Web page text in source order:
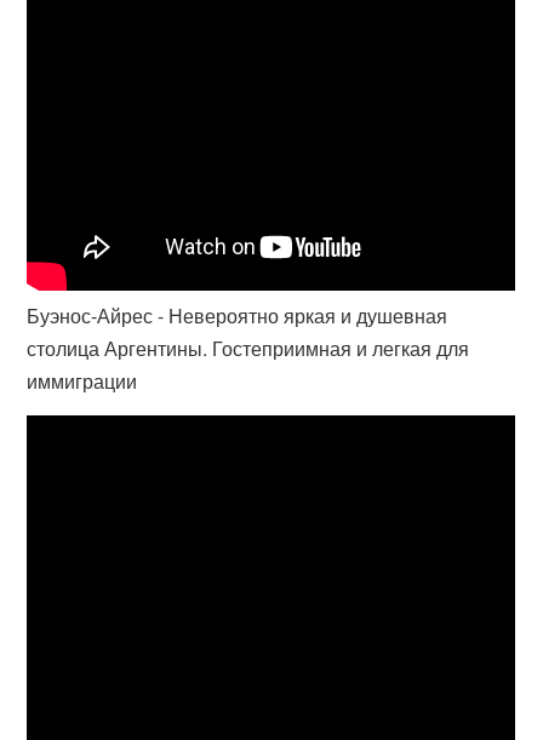
Буэнос-Айрес - Невероятно яркая и душевная
столица Аргентины. Гостеприимная и легкая для
иммиграции